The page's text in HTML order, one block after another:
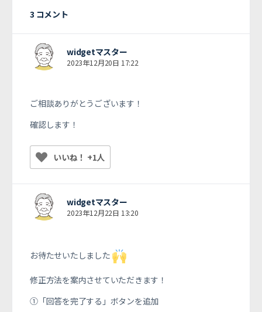
3 コメント
widgetマスター
2023年12月20日 17:22
ご相談ありがとうございます！
確認します！
いいね！ +1人
widgetマスター
2023年12月22日 13:20
お待たせいたしました
修正方法を案内させていただきます！
①「回答を完了する」ボタンを追加